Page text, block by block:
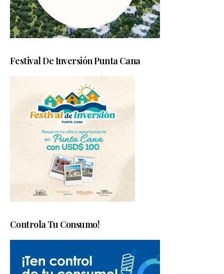
Festival De Inversión Punta Cana
Controla Tu Consumo!